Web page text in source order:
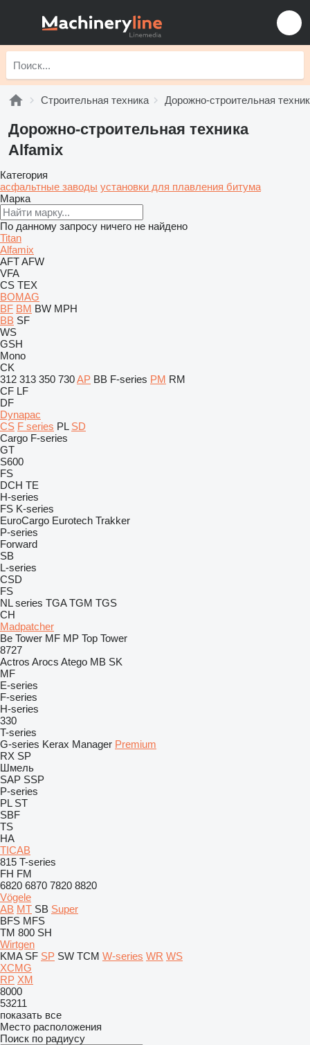
Строительная техника Дорожно-строительная
Дорожно-строительная техника
Alfamix
Категория
асфальтные заводы установки для плавления битума
Марка
По данному запросу ничего не найдено
Titan
Alfamix
AFTAFW
VFA
CS TEX
BOMAG
BF BM BW MPH
BB SF
WS
GSH
Mono
CK
312 313 350 730AP BB F-series PM RM
CF LF
DF
Dynapac
CS F series PL SD
Cargo F-series
GT
S600
FS
DCH TE
H-series
FS K-series
EuroCargo Eurotech Trakker
P-series
Forward
SB
L-series
CSD
FS
NL series TGA TGM TGS
CH
Madpatcher
Be Tower MF MP Top Tower
8727
Actros Arocs Atego MB SK
MF
E-series
F-series
H-series
330
T-series
G-series Kerax Manager Premium
RX SP
Шмель
SAP SSP
P-series
PL ST
SBF
TS
HA
TICAB
815 T-series
FH FM
6820 6870 7820 8820
Vögele
AB MT SB Super
BFS MFS
TM 800 SH
Wirtgen
KMA SF SP SW TCM W-series WR WS
XCMG
RP XM
8000
53211
показать все
Место расположения
Поиск по радиусу